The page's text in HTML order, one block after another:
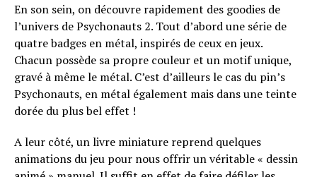
En son sein, on découvre rapidement des goodies de
l’univers de Psychonauts 2. Tout d’abord une série de
quatre badges en métal, inspirés de ceux en jeux.
Chacun possède sa propre couleur et un motif unique,
gravé à même le métal. C’est d’ailleurs le cas du pin’s
Psychonauts, en métal également mais dans une teinte
dorée du plus bel effet !
A leur côté, un livre miniature reprend quelques
animations du jeu pour nous offrir un véritable « dessin